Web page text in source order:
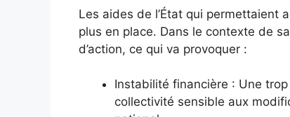
Les aides de l’État qui permettaient
plus en place. Dans le contexte de
d’action, ce qui va provoquer :
Instabilité financière : Une
collectivité sensible aux